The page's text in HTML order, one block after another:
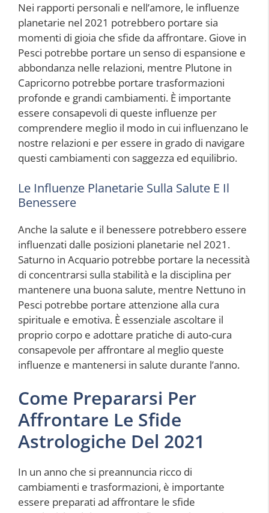
Nei rapporti personali e nell’amore, le influenze
planetarie nel 2021 potrebbero portare sia
momenti di gioia che sfide da affrontare. Giove in
Pesci potrebbe portare un senso di espansione e
abbondanza nelle relazioni, mentre Plutone in
Capricorno potrebbe portare trasformazioni
profonde e grandi cambiamenti. È importante
essere consapevoli di queste influenze per
comprendere meglio il modo in cui influenzano le
nostre relazioni e per essere in grado di navigare
questi cambiamenti con saggezza ed equilibrio.
Le Influenze Planetarie Sulla Salute E Il
Benessere
Anche la salute e il benessere potrebbero essere
influenzati dalle posizioni planetarie nel 2021.
Saturno in Acquario potrebbe portare la necessità
di concentrarsi sulla stabilità e la disciplina per
mantenere una buona salute, mentre Nettuno in
Pesci potrebbe portare attenzione alla cura
spirituale e emotiva. È essenziale ascoltare il
proprio corpo e adottare pratiche di auto-cura
consapevole per affrontare al meglio queste
influenze e mantenersi in salute durante l’anno.
Come Prepararsi Per
Affrontare Le Sfide
Astrologiche Del 2021
In un anno che si preannuncia ricco di
cambiamenti e trasformazioni, è importante
essere preparati ad affrontare le sfide